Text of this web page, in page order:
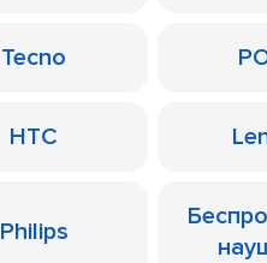
Tecno
HTC
Philips